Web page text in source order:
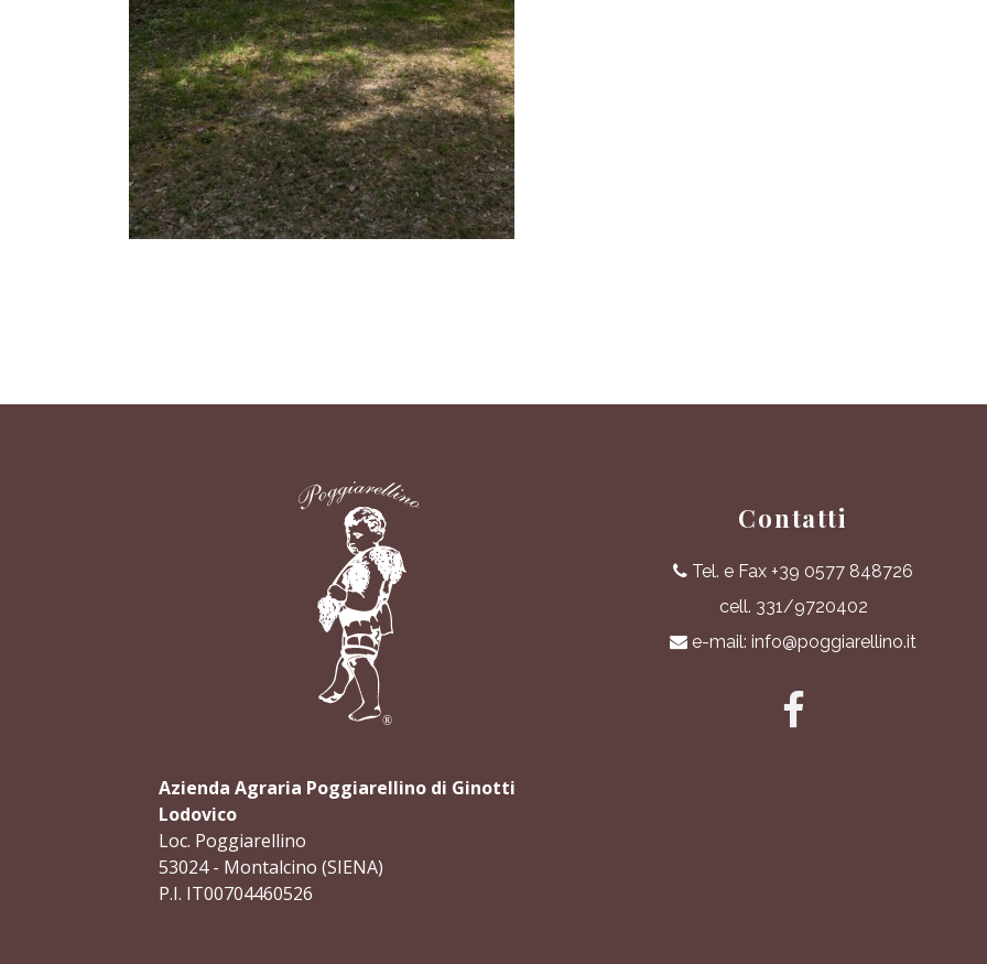
Azienda Agraria Poggiarellino di Ginotti
Lodovico
Loc. Poggiarellino
53024 - Montalcino (SIENA)
P.I. IT00704460526
Contatti
Tel. e Fax +39 0577 848726
cell. 331/9720402
e-mail: info@poggiarellino.it